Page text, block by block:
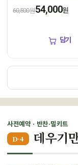
1.5kg(꽃게450g,장물
냉장
60,500원54,000원
담기
사전예약 · 반찬·밀키트
D-4 데우기